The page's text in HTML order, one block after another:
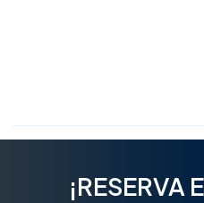
¡RESERVA